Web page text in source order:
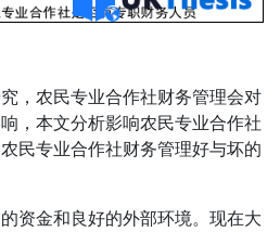
，农民专业合作社财务管理会对
，本文分析影响农民专业合作社
民专业合作社财务管理好与坏的
资金和良好的外部环境。现在大